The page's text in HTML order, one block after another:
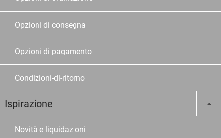
Opzioni di consegna
Opzioni di pagamento
Condizioni-di-ritorno
Ispirazione
Novità e liquidazioni